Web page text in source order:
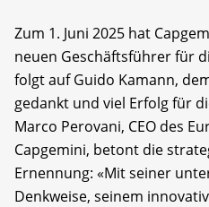
Zum 1. Juni 2025 hat
neuen Geschäftsführer für
folgt auf Guido Kamann,
gedankt und viel Erfolg für
Marco Perovani, CEO des
Capgemini, betont die
Ernennung: «Mit seiner
Denkweise, seinem